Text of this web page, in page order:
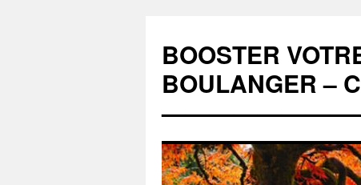
BOOSTER
BOULANGER –